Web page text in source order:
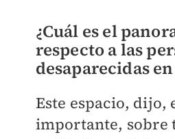
¿Cuál es el
respecto a las
desaparecidas
Este espacio, dijo,
importante, sobre